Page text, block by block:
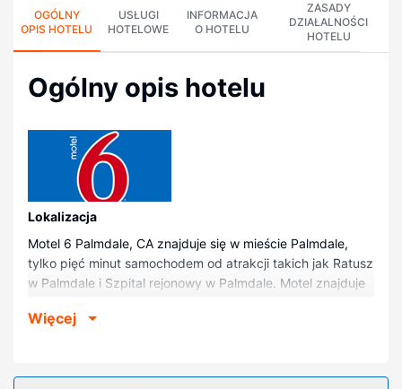
OGÓLNY
OPIS HOTELU
USŁUGI
HOTELOWE
INFORMACJA
O HOTELU
ZASADY
DZIAŁALNOŚCI
HOTELU
Ogólny opis hotelu
Lokalizacja
Motel 6 Palmdale, CA znajduje się w mieście Palmdale,
tylko pięć minut samochodem od atrakcji takich jak Ratusz
w Palmdale i Szpital rejonowy w Palmdale. Motel znajduje
Społecznościowej Doliny Antylopy i 2,5 km od miejsca
Więcej